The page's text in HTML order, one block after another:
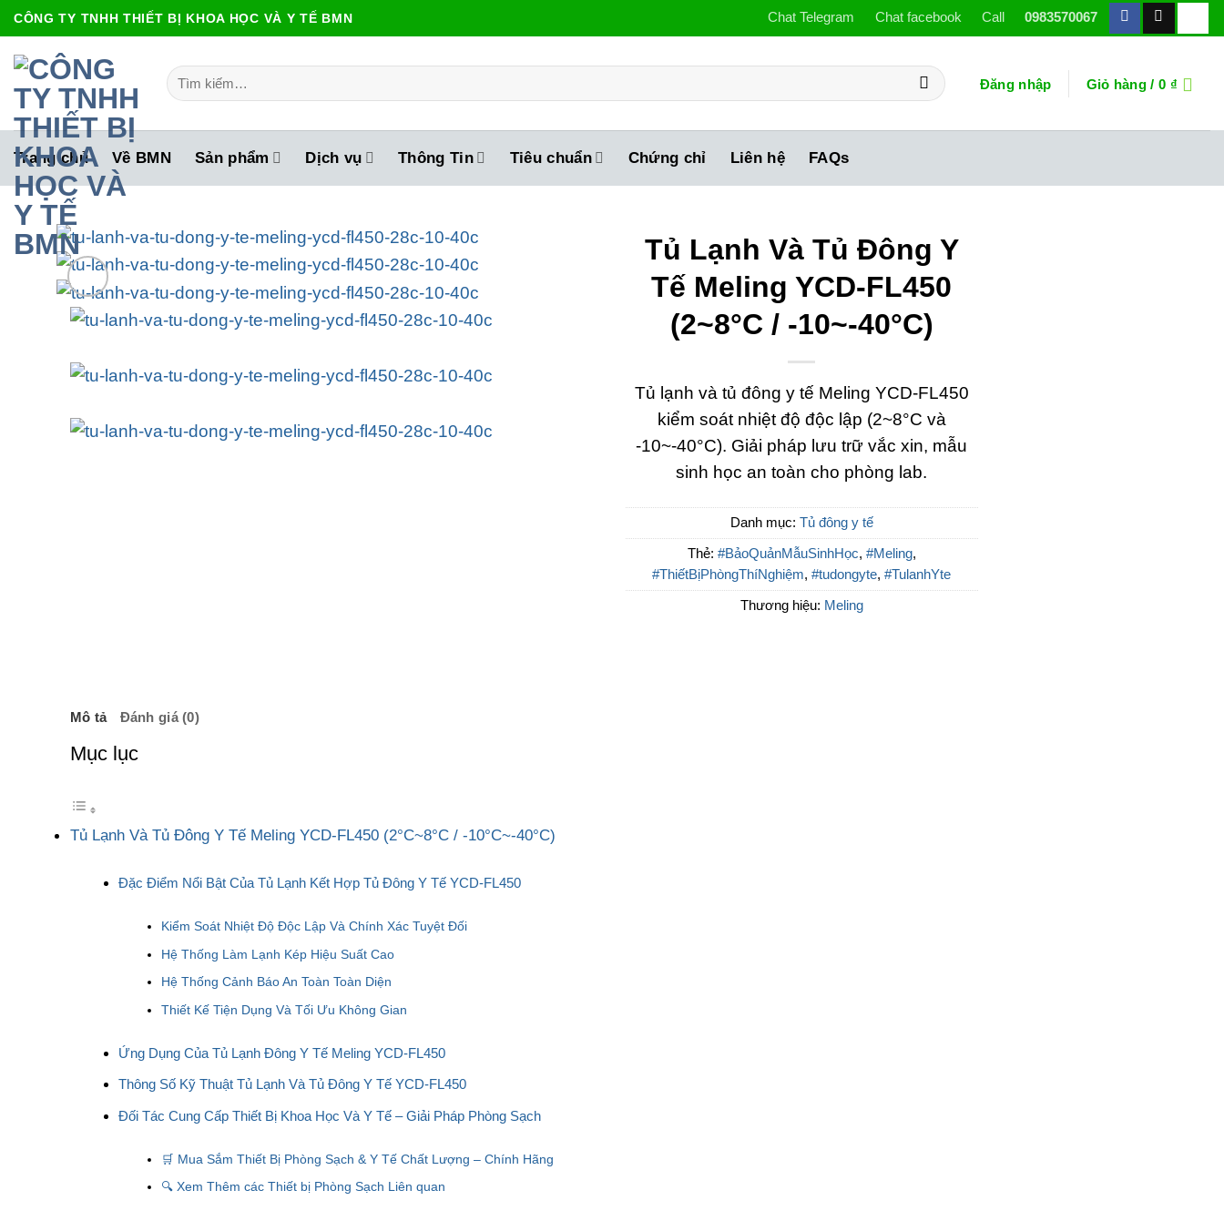
Bỏ
qua
nội
dung
CÔNG TY TNHH THIẾT BỊ KHOA HỌC VÀ Y TẾ BMN Chat Telegram Chat facebook Call 0983570067
Tìm
kiếm:
Đăng nhập Giỏ hàng / 0 ₫
Trang chủ Về BMN Sản phẩm Dịch vụ Thông Tin Tiêu chuẩn Chứng chỉ Liên hệ FAQs
Tủ Lạnh Và Tủ Đông Y
Tế Meling YCD-FL450
(2~8°C / -10~-40°C)
Tủ lạnh và tủ đông y tế Meling YCD-FL450
kiểm soát nhiệt độ độc lập (2~8°C và
-10~-40°C). Giải pháp lưu trữ vắc xin, mẫu
sinh học an toàn cho phòng lab.
Danh mục: Tủ đông y tế
Thẻ: #BảoQuảnMẫuSinhHọc, #Meling,
#ThiếtBịPhòngThíNghiệm,#tudongyte,#TulanhYte
Thương hiệu: Meling
Mô tả Đánh giá (0)
Mục lục
Tủ Lạnh Và Tủ Đông Y Tế Meling YCD-FL450 (2°C~8°C / -10°C~-40°C)
Đặc Điểm Nổi Bật Của Tủ Lạnh Kết Hợp Tủ Đông Y Tế YCD-FL450
Kiểm Soát Nhiệt Độ Độc Lập Và Chính Xác Tuyệt Đối
Hệ Thống Làm Lạnh Kép Hiệu Suất Cao
Hệ Thống Cảnh Báo An Toàn Toàn Diện
Thiết Kế Tiện Dụng Và Tối Ưu Không Gian
Ứng Dụng Của Tủ Lạnh Đông Y Tế Meling YCD-FL450
Thông Số Kỹ Thuật Tủ Lạnh Và Tủ Đông Y Tế YCD-FL450
Đối Tác Cung Cấp Thiết Bị Khoa Học Và Y Tế – Giải Pháp Phòng Sạch
🛒 Mua Sắm Thiết Bị Phòng Sạch & Y Tế Chất Lượng – Chính Hãng
🔍 Xem Thêm các Thiết bị Phòng Sạch Liên quan